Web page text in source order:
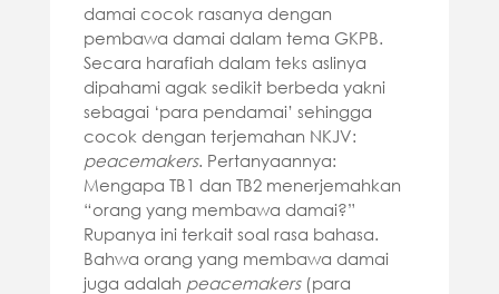
damai cocok rasanya dengan
pembawa damai dalam tema GKPB.
Secara harafiah dalam teks aslinya
dipahami agak sedikit berbeda yakni
sebagai ‘para pendamai’ sehingga
cocok dengan terjemahan NKJV:
peacemakers. Pertanyaannya:
Mengapa TB1 dan TB2 menerjemahkan
“orang yang membawa damai?”
Rupanya ini terkait soal rasa bahasa.
Bahwa orang yang membawa damai
juga adalah peacemakers(para